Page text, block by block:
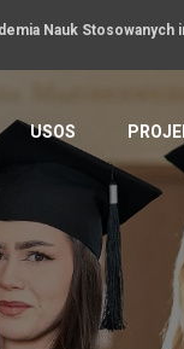
Nauk Stosowanych
USOS